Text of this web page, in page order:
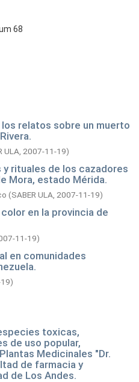
68
relatos sobre un muerto
ULA, 2007-11-19)
rituales de los cazadores
Mora, estado Mérida.
(SABER ULA, 2007-11-19)
en la provincia de
11-19)
en comunidades
)
toxicas,
de uso popular,
Medicinales "Dr.
de farmacia y
de Los Andes.